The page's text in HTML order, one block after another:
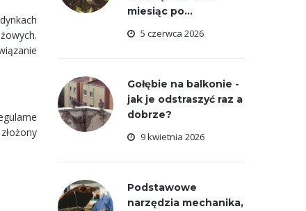
miesiąc po...
5 czerwca 2026
Gołębie na balkonie -
jak je odstraszyć raz a
dobrze?
9 kwietnia 2026
Podstawowe
narzędzia mechanika,